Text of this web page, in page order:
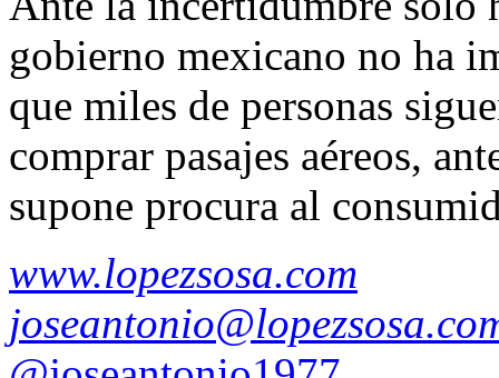
gobierno mexicano no ha
que miles de personas
comprar pasajes aéreos,
supone procura al
www.lopezsosa.com